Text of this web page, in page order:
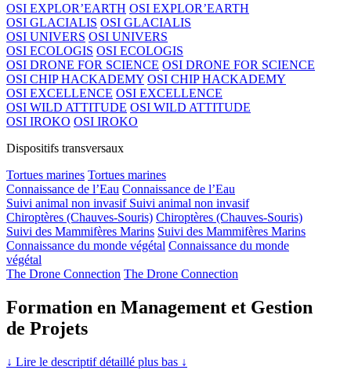
OSI EXPLOR’EARTH OSI EXPLOR’EARTH
OSI GLACIALIS OSI GLACIALIS
OSI UNIVERS OSI UNIVERS
OSI ECOLOGIS OSI ECOLOGIS
OSI DRONE FOR SCIENCE OSI DRONE FOR SCIENCE
OSI CHIP HACKADEMY OSI CHIP HACKADEMY
OSI EXCELLENCE OSI EXCELLENCE
OSI WILD ATTITUDE OSI WILD ATTITUDE
OSI IROKO OSI IROKO
Dispositifs transversaux
Tortues marines Tortues marines
Connaissance de l’Eau Connaissance de l’Eau
Suivi animal non invasif Suivi animal non invasif
Chiroptères (Chauves-Souris) Chiroptères (Chauves-Souris)
Suivi des Mammifères Marins Suivi des Mammifères Marins
Connaissance du monde végétal Connaissance du monde
végétal
The Drone Connection The Drone Connection
Formation en Management et Gestion
de Projets
↓ Lire le descriptif détaillé plus bas ↓